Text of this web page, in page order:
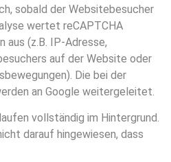
sobald der Websitebesucher
wertet reCAPTCHA
aus (z.B. IP-Adresse,
auf der Website oder
Die bei der
an Google weitergeleitet.
vollständig im Hintergrund.
darauf hingewiesen, dass